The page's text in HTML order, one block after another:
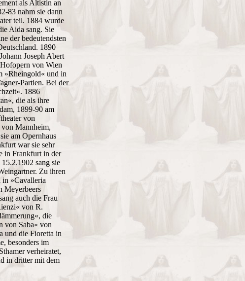
als Altistin an
83 nahm sie dann
teil. 1884 wurde
Aida sang. Sie
der bedeutendsten
1890
Joseph Abert
von Wien
»Rheingold« und in
Partien. Bei der
1886
die als ihre
1899-90 am
von
Mannheim,
am Opernhaus
war sie sehr
in Frankfurt in der
sang sie
Zu ihren
in »Cavalleria
Meyerbeers
auch die Frau
von R.
die
von Saba« von
und die Fioretta in
besonders im
verheiratet,
in dritter mit dem